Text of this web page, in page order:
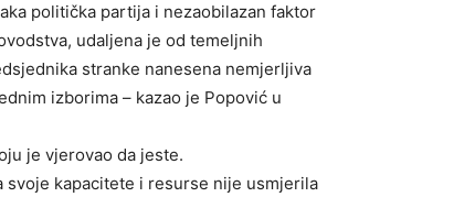
politička partija i nezaobilazan faktor
udaljena je od temeljnih
stranke nanesena nemjerljiva
izborima – kazao je Popović u
je vjerovao da jeste.
svoje kapacitete i resurse nije usmjerila